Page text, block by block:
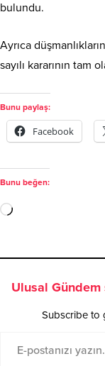
bulundu.
Ayrıca
sayılı kararının tam
Bunu paylaş:
Facebook
Bunu beğen:
Ulusal
Subscribe to